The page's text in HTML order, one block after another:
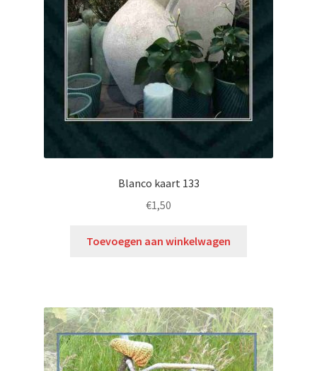
Blanco kaart 133
€1,50
Toevoegen aan winkelwagen